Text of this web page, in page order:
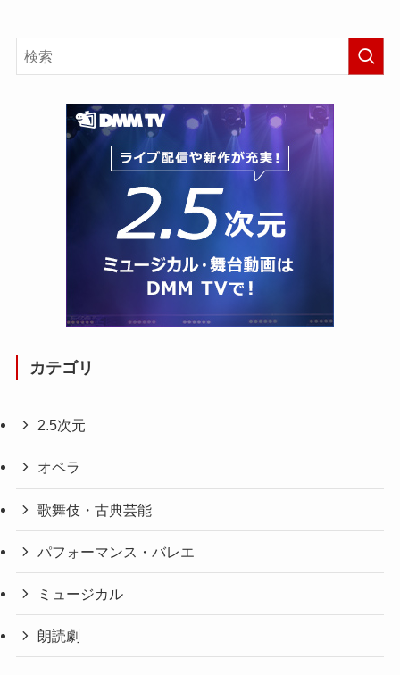
カテゴリ
2.5次元
オペラ
歌舞伎・古典芸能
パフォーマンス・バレエ
ミュージカル
朗読劇